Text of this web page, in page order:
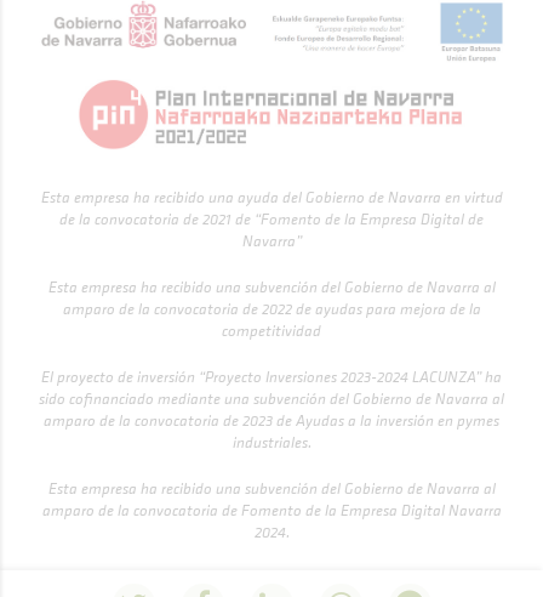
Esta empresa ha recibido una ayuda del Gobierno de Navarra en virtud
de la convocatoria de 2021 de “Fomento de la Empresa Digital de
Navarra”
Esta empresa ha recibido una subvención del Gobierno de Navarra al
amparo de la convocatoria de 2022 de ayudas para mejora de la
competitividad
El proyecto de inversión “Proyecto Inversiones 2023-2024 LACUNZA” ha
sido cofinanciado mediante una subvención del Gobierno de Navarra al
amparo de la convocatoria de 2023 de Ayudas a la inversión en pymes
industriales.
Esta empresa ha recibido una subvención del Gobierno de Navarra al
amparo de la convocatoria de Fomento de la Empresa Digital Navarra
2024.